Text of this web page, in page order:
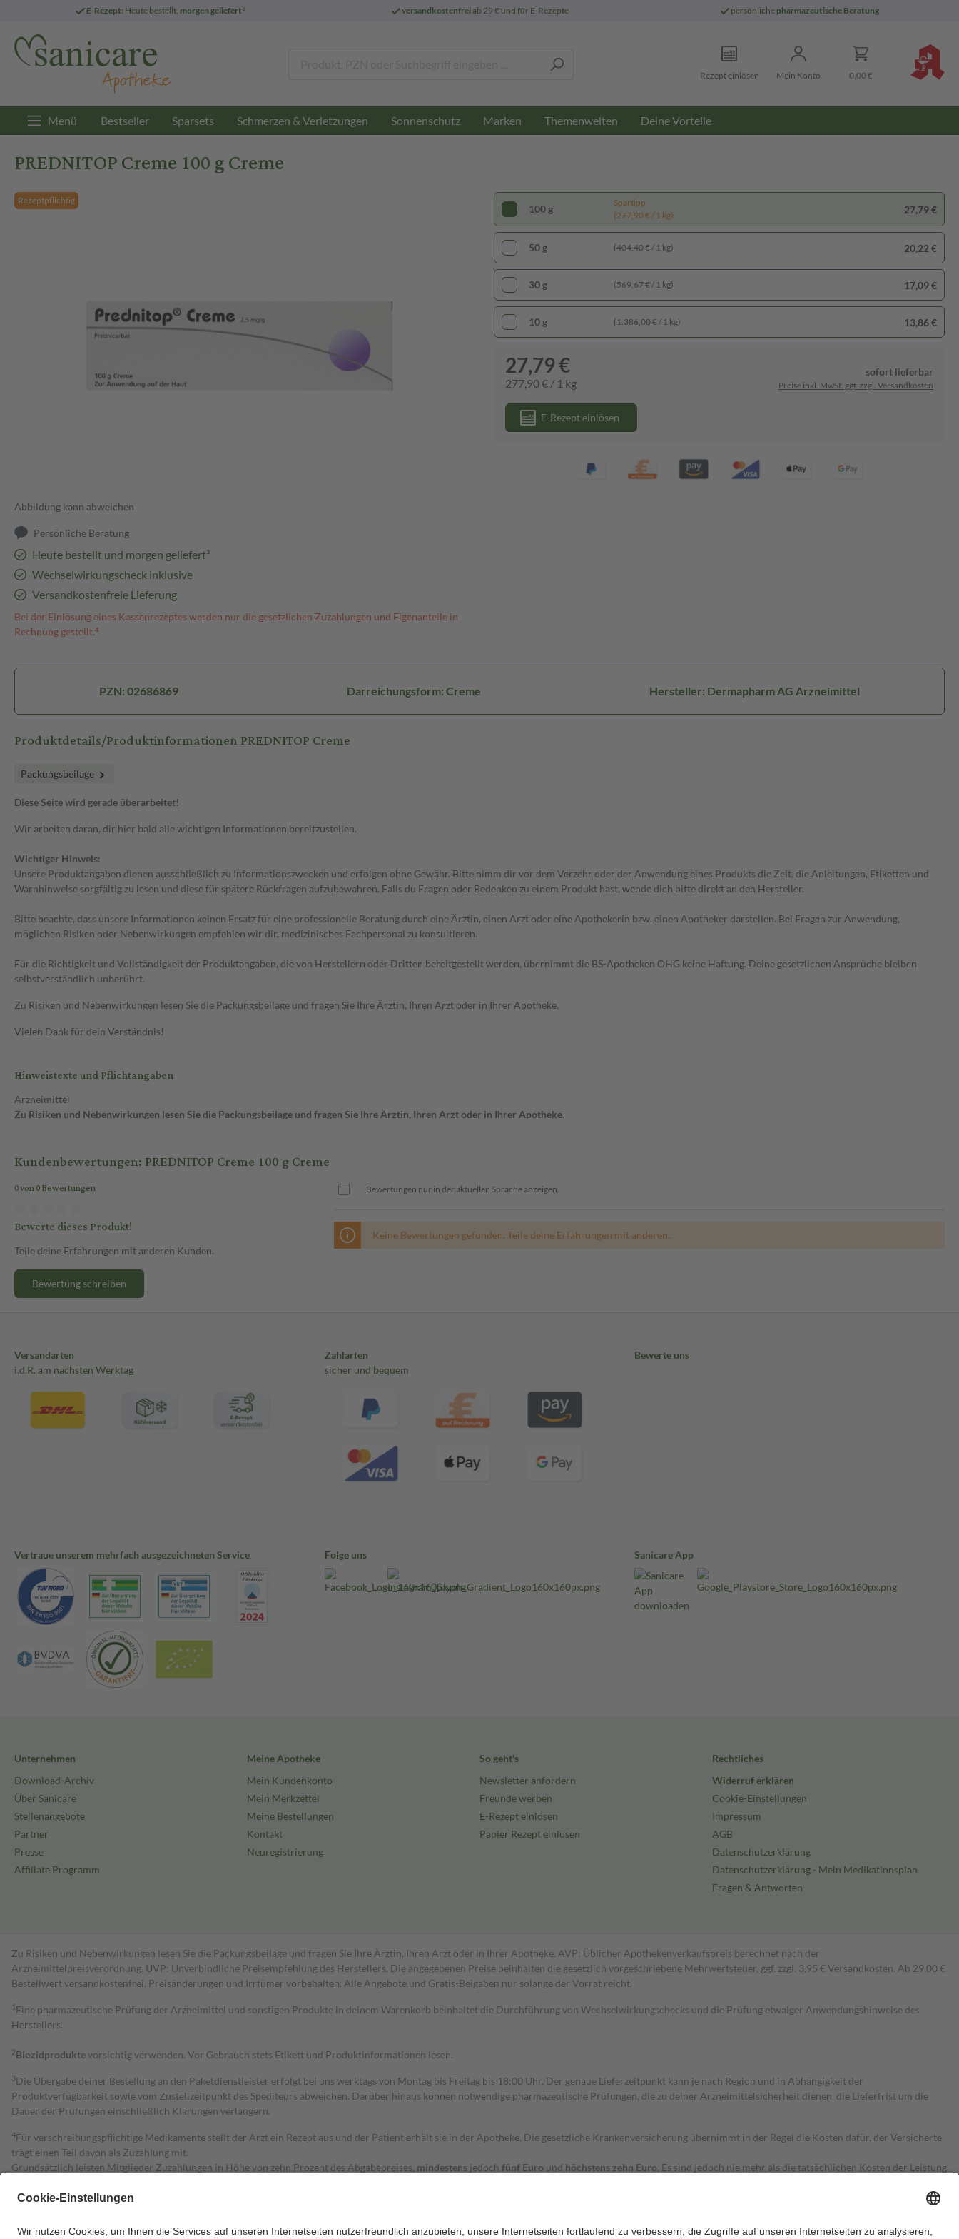
E-Rezept: Heute bestellt, morgen geliefert3 versandkostenfreiab 29 € und für E-Rezepte persönliche pharmazeutische Beratung
Rezept einlösen Mein Konto 0,00 €
Menü Bestseller Sparsets Schmerzen & Verletzungen Sonnenschutz Marken Themenwelten Deine Vorteile
PREDNITOP Creme 100 g Creme
Rezeptpflichtig
Abbildung kann abweichen
Persönliche Beratung
Heute bestellt und morgen geliefert³
Wechselwirkungscheck inklusive
Versandkostenfreie Lieferung
Bei der Einlösung eines Kassenrezeptes werden nur die gesetzlichen Zuzahlungen und Eigenanteile in
Rechnung gestellt.⁴
100 g
Spartipp
(277,90 € / 1 kg)
27,79 €
50 g (404,40 € / 1 kg) 20,22 €
30 g (569,67 € / 1 kg) 17,09 €
10 g (1.386,00 € / 1 kg) 13,86 €
27,79 €
277,90 € / 1 kg
sofort lieferbar
Preise inkl. MwSt. ggf. zzgl. Versandkosten
E-Rezept einlösen
PZN: 02686869 Darreichungsform: Creme Hersteller: Dermapharm AG Arzneimittel
Produktdetails/Produktinformationen PREDNITOP Creme
Packungsbeilage
Diese Seite wird gerade überarbeitet!
Wir arbeiten daran, dir hier bald alle wichtigen Informationen bereitzustellen.
Wichtiger Hinweis:
Unsere Produktangaben dienen ausschließlich zu Informationszwecken und erfolgen ohne Gewähr. Bitte nimm dir vor dem Verzehr oder der Anwendung eines Produkts die Zeit, die Anleitungen, Etiketten und
Warnhinweise sorgfältig zu lesen und diese für spätere Rückfragen aufzubewahren. Falls du Fragen oder Bedenken zu einem Produkt hast, wende dich bitte direkt an den Hersteller.
Bitte beachte, dass unsere Informationen keinen Ersatz für eine professionelle Beratung durch eine Ärztin, einen Arzt oder eine Apothekerin bzw. einen Apotheker darstellen. Bei Fragen zur Anwendung,
möglichen Risiken oder Nebenwirkungen empfehlen wir dir, medizinisches Fachpersonal zu konsultieren.
Für die Richtigkeit und Vollständigkeit der Produktangaben, die von Herstellern oder Dritten bereitgestellt werden, übernimmt die BS-Apotheken OHG keine Haftung. Deine gesetzlichen Ansprüche bleiben
selbstverständlich unberührt.
Zu Risiken und Nebenwirkungen lesen Sie die Packungsbeilage und fragen Sie Ihre Ärztin, Ihren Arzt oder in Ihrer Apotheke.
Vielen Dank für dein Verständnis!
Hinweistexte und Pflichtangaben
Arzneimittel
Zu Risiken und Nebenwirkungen lesen Sie die Packungsbeilage und fragen Sie Ihre Ärztin, Ihren Arzt oder in Ihrer Apotheke.
Kundenbewertungen: PREDNITOP Creme 100 g Creme
0 von 0 Bewertungen
Bewerte dieses Produkt!
Teile deine Erfahrungen mit anderen Kunden.
Bewertung schreiben
Bewertungen nur in der aktuellen Sprache anzeigen.
Keine Bewertungen gefunden. Teile deine Erfahrungen mit anderen.
Versandarten
i.d.R. am nächsten Werktag
Zahlarten
sicher und bequem
Bewerte uns
Vertraue unserem mehrfach ausgezeichneten Service Folge uns Sanicare App
Unternehmen
Download-Archiv
Über Sanicare
Stellenangebote
Partner
Presse
Affiliate Programm
Meine Apotheke
Mein Kundenkonto
Mein Merkzettel
Meine Bestellungen
Kontakt
Neuregistrierung
So geht's
Newsletter anfordern
Freunde werben
E-Rezept einlösen
Papier Rezept einlösen
Rechtliches
Widerruf erklären
Cookie-Einstellungen
Impressum
AGB
Datenschutzerklärung
Datenschutzerklärung - Mein Medikationsplan
Fragen & Antworten
Zu Risiken und Nebenwirkungen lesen Sie die Packungsbeilage und fragen Sie Ihre Ärztin, Ihren Arzt oder in Ihrer Apotheke. AVP: Üblicher Apothekenverkaufspreis berechnet nach der
Arzneimittelpreisverordnung. UVP: Unverbindliche Preisempfehlung des Herstellers. Die angegebenen Preise beinhalten die gesetzlich vorgeschriebene Mehrwertsteuer, ggf. zzgl. 3,95 € Versandkosten. Ab 29,00 €
Bestell­wert versand­kosten­frei. Preisänderungen und Irrtümer vorbehalten. Alle Angebote und Gratis-Beigaben nur solange der Vorrat reicht.
1 Eine pharmazeutische Prüfung der Arzneimittel und sonstigen Produkte in deinem Warenkorb beinhaltet die Durchführung von Wechselwirkungschecks und die Prüfung etwaiger Anwendungshinweise des
Herstellers.
2Biozidproduktevorsichtig verwenden. Vor Gebrauch stets Etikett und Produktinformationen lesen.
3Die Übergabe deiner Bestellung an den Paketdienstleister erfolgt bei uns werktags von Montag bis Freitag bis 18:00 Uhr. Der genaue Lieferzeitpunkt kann je nach Region und in Abhängigkeit der
Produktverfügbarkeit sowie vom Zustellzeitpunkt des Spediteurs abweichen. Darüber hinaus können notwendige pharmazeutische Prüfungen, die zu deiner Arzneimittelsicherheit dienen, die Lieferfrist um die
Dauer der Prüfungen einschließlich Klärungen verlängern.
4Für verschreibungspflichtige Medikamente stellt der Arzt ein Rezept aus und der Patient erhält sie in der Apotheke. Die gesetzliche Krankenversicherung übernimmt in der Regel die Kosten dafür, der Versicherte
trägt einen Teil davon als Zuzahlung mit.
Grundsätzlich leisten Mitglieder Zuzahlungen in Höhe von zehn Prozent des Abgabepreises, mindestens jedoch fünf Euro und höchstens zehn Euro. Es sind jedoch nie mehr als die tatsächlichen Kosten der Leistung
Diese Regeln gelten grundsätzlich auch für Online-Apotheken.
Um das Engagement der Versicherten für ihre eigene Gesundheit zu stärken und die besondere Stellung der Familie zu unterstützen, fallenkeine Zuzahlungen an bei: